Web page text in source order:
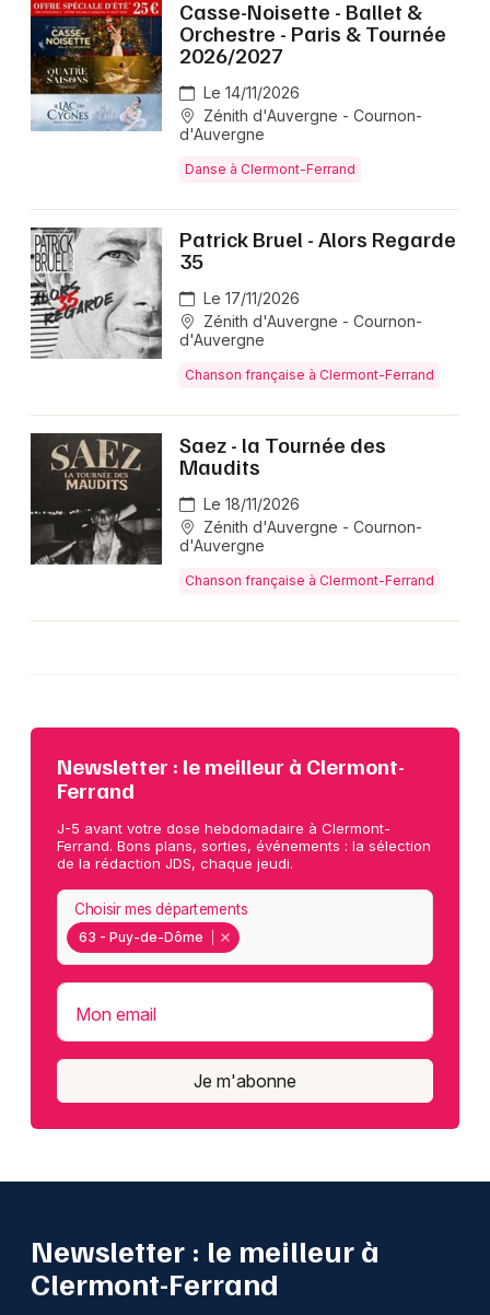
Casse-Noisette - Ballet &
Orchestre - Paris & Tournée
2026/2027
Le 14/11/2026
Zénith d'Auvergne - Cournon-
d'Auvergne
Danse à Clermont-Ferrand
Patrick Bruel - Alors Regarde
35
Le 17/11/2026
Zénith d'Auvergne - Cournon-
d'Auvergne
Chanson française à Clermont-Ferrand
Saez - la Tournée des
Maudits
Le 18/11/2026
Zénith d'Auvergne - Cournon-
d'Auvergne
Chanson française à Clermont-Ferrand
Newsletter : le meilleur à Clermont-
Ferrand
J-5 avant votre dose hebdomadaire à Clermont-
Ferrand. Bons plans, sorties, événements : la sélection
de la rédaction JDS, chaque jeudi.
63 - Puy-de-Dôme
Choisir mes départements
Mon email
Je m'abonne
Newsletter : le meilleur à
Clermont-Ferrand